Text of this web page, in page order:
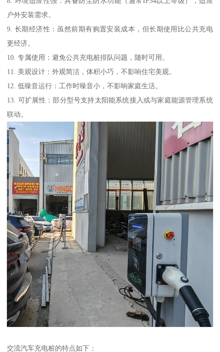
户外安装需求。
9. 长期经济性：虽然前期有购置安装成本，但长期使用比公共充电
更经济。
10. 专属使用：避免公共充电桩排队问题，随时可用。
11. 美观设计：外观简洁，体积小巧，不影响住宅美观。
12. 低噪音运行：工作时噪音小，不影响家庭生活。
13. 可扩展性：部分型号支持太阳能系统接入或与家庭能源管理系统
联动。
交流汽车充电桩的特点如下：